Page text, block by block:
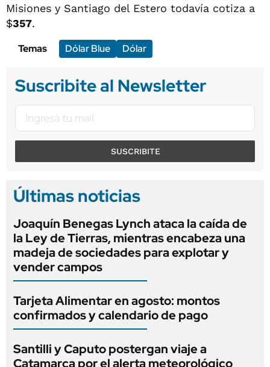
Misiones y Santiago del Estero todavía cotiza a
$357.
Temas
Dólar Blue Dólar
Suscribite al Newsletter
SUSCRIBITE
Últimas noticias
Joaquín Benegas Lynch ataca la caída de
la Ley de Tierras, mientras encabeza una
madeja de sociedades para explotar y
vender campos
Tarjeta Alimentar en agosto: montos
confirmados y calendario de pago
Santilli y Caputo postergan viaje a
Catamarca por el alerta meteorológico